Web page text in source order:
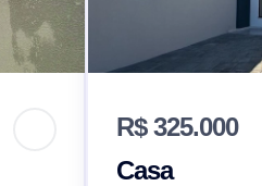
R$ 325.000
Casa